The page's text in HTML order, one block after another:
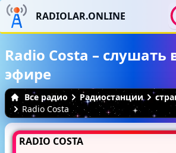
RADIOLAR.ONLINE
Radio Costa –
эфире
Все радио Радиостанции
Radio Costa
RADIO COSTA